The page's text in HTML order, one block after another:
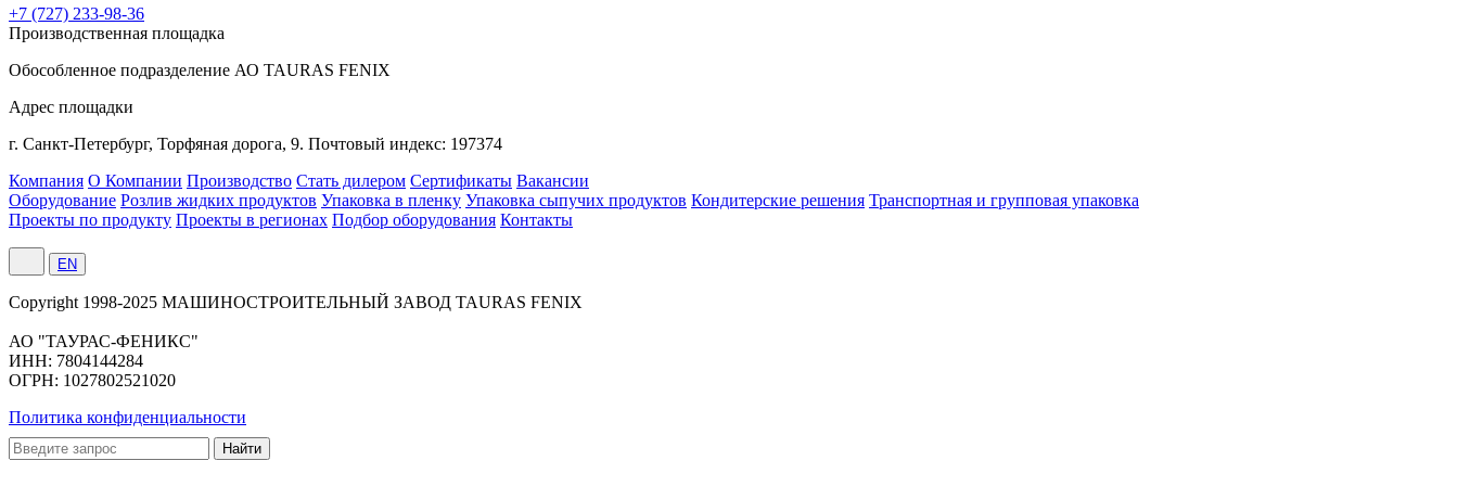
+7 (727) 233-98-36
Производственная площадка
Обособленное подразделение АО TAURAS FENIX
Адрес площадки
г. Санкт-Петербург, Торфяная дорога, 9. Почтовый индекс: 197374
Компания О Компании Производство Стать дилером Сертификаты Вакансии
Оборудование Розлив жидких продуктов Упаковка в пленку Упаковка сыпучих продуктов Кондитерские решения Транспортная и групповая упаковка
Проекты по продукту Проекты в регионах Подбор оборудования Контакты
EN
Сopyright 1998-2025 МАШИНОСТРОИТЕЛЬНЫЙ ЗАВОД TAURAS FENIX
АО "ТАУРАС-ФЕНИКС"
ИНН: 7804144284
ОГРН: 1027802521020
Политика конфиденциальности